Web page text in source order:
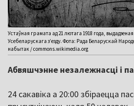
Устаўная грамата ад 21 лютага 1918 года,
Усебеларускага з’езду. Фота: Рада Беларускай
набытак / commons.wikimedia.org
Абвяшчэнне незалежнасці і
24 сакавіка а 20:00 збіраецца